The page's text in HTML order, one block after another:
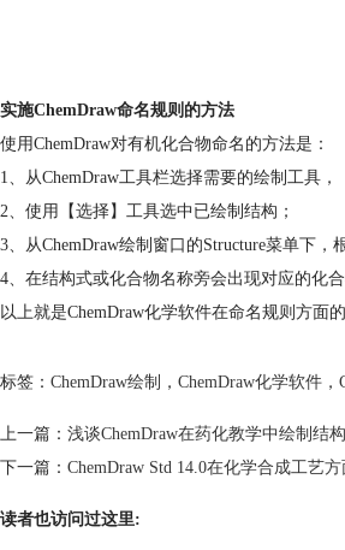
实施ChemDraw命名规则的方法
使用ChemDraw对有机化合物命名的方法是：
1、从ChemDraw工具栏选择需要的绘制工具
2、使用【选择】工具选中已绘制结构；
3、从ChemDraw绘制窗口的Structure菜单下，
4、在结构式或化合物名称旁会出现对应的化
以上就是ChemDraw化学软件在命名规则方
标签： ChemDraw绘制 ， ChemDraw化学软件 ，
上一篇： 浅谈ChemDraw在药化教学中绘制结
下一篇： ChemDraw Std 14.0在化学合成工艺
读者也访问过这里: